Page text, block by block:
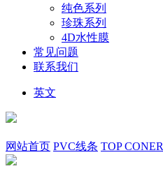
纯色系列
珍珠系列
4D水性膜
常见问题
联系我们
英文
网站首页 PVC线条 TOP CONER